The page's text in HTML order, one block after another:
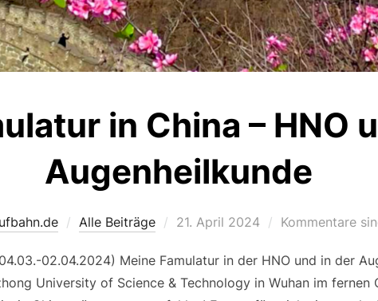
in China – HNO
Augenheilkunde
Alle Beiträge
Veröffentlicht
21. April 2024 Kommentare
02.04.2024) Meine Famulatur in der HNO und in der
University of Science & Technology in Wuhan im fernen